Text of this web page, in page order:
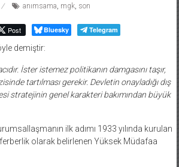
anımsama, mgk, son
Post Bluesky Telegram
demiştir:
İster istemez politikanın damgasını taşır,
tartılması gerekir. Devletin onayladığı dış
stratejinin genel karakteri bakımından büyük
ilk adımı 1933 yılında kurulan
olarak belirlenen Yüksek Müdafaa